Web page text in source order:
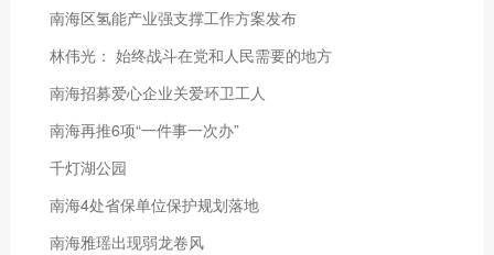
南海区氢能产业强支撑工作方案发布
林伟光： 始终战斗在党和人民需要的地方
南海招募爱心企业关爱环卫工人
南海再推6项“一件事一次办”
千灯湖公园
南海4处省保单位保护规划落地
南海雅瑶出现弱龙卷风